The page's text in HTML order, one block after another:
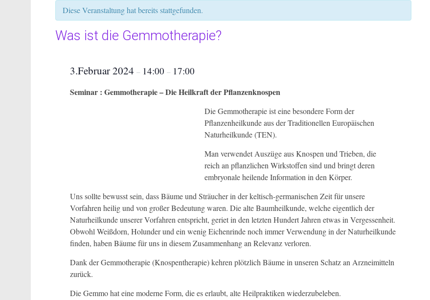
Diese Veranstaltung hat bereits stattgefunden.
Was ist die Gemmotherapie?
3.Februar 2024 – 14:00 – 17:00
Seminar : Gemmotherapie – Die Heilkraft der Pflanzenknospen
Die Gemmotherapie ist eine besondere Form der
Pflanzenheilkunde aus der Traditionellen Europäischen
Naturheilkunde (TEN).
Man verwendet Auszüge aus Knospen und Trieben, die
reich an pflanzlichen Wirkstoffen sind und bringt deren
embryonale heilende Information in den Körper.
Uns sollte bewusst sein, dass Bäume und Sträucher in der keltisch-germanischen Zeit für unsere
Vorfahren heilig und von großer Bedeutung waren. Die alte Baumheilkunde, welche eigentlich der
Naturheilkunde unserer Vorfahren entspricht, geriet in den letzten Hundert Jahren etwas in Vergessenheit.
Obwohl Weißdorn, Holunder und ein wenig Eichenrinde noch immer Verwendung in der Naturheilkunde
finden, haben Bäume für uns in diesem Zusammenhang an Relevanz verloren.
Dank der Gemmotherapie (Knospentherapie) kehren plötzlich Bäume in unseren Schatz an Arzneimitteln
zurück.
Die Gemmo hat eine moderne Form, die es erlaubt, alte Heilpraktiken wiederzubeleben.